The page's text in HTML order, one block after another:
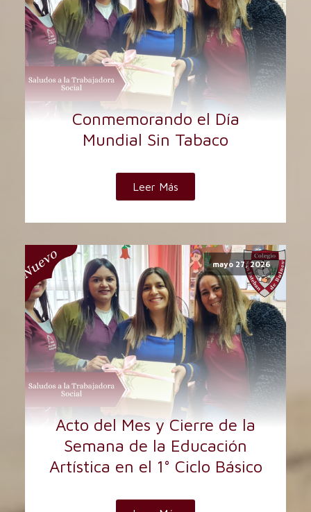
Conmemorando el Día
Mundial Sin Tabaco
Leer Más
mayo 27, 2026
Acto del Mes y Cierre de la
Semana de la Educación
Artística en el 1° Ciclo Básico